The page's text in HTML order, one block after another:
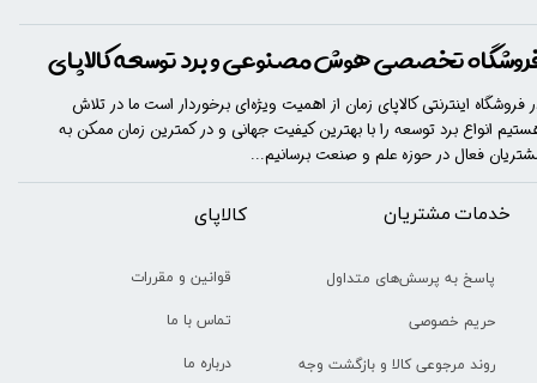
خدمات مشتریان
پاسخ به پرسش‌های متداول
حریم خصوصی
روند مرجوعی کالا و بازگشت وجه
​​کالاپای
قوانین و مقررات
تماس با ما
درباره ما
تخصصی هوش مصنوعی و برد توسعه کالاپای
فروشگاه اینترنتی کالاپای زمان از اهمیت ویژه‌ای برخوردار است ما در تلاش
انواع برد توسعه را با​​​ بهترین کیفیت جهانی و در کمترین زمان ممکن به
فعال در حوزه علم و صنعت برسانیم...